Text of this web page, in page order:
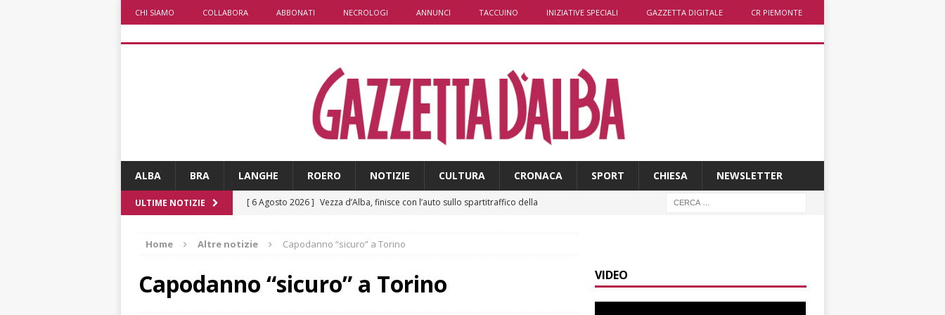
CHI SIAMO COLLABORA ABBONATI NECROLOGI ANNUNCI TACCUINO INIZIATIVE SPECIALI GAZZETTA DIGITALE CR PIEMONTE
ALBA BRA LANGHE ROERO NOTIZIE CULTURA CRONACA SPORT CHIESA NEWSLETTER
ULTIME NOTIZIE [ 6 Agosto 2026 ] Vezza d’Alba, finisce con l’auto sullo spartitraffico della
[ 6 Agosto 2026 ] La bella stagione riporta l’allarme sulle strade: cresce il
numero
ALTRE NOTIZIE
Home Altre notizie Capodanno “sicuro” a Torino
Capodanno “sicuro” a Torino VIDEO